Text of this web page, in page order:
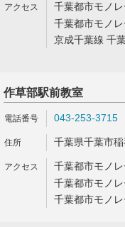
千葉都市モノ
千葉都市モノ
京成千葉線 千
作草部駅前教室
043-253-3715
千葉県千葉市
千葉都市モノ
千葉都市モノ
千葉都市モノ